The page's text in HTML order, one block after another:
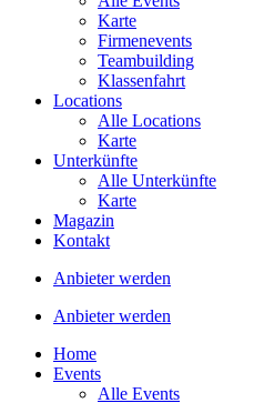
Karte
Firmenevents
Teambuilding
Klassenfahrt
Locations
Alle Locations
Karte
Unterkünfte
Alle Unterkünfte
Karte
Magazin
Kontakt
Anbieter werden
Anbieter werden
Home
Events
Alle Events